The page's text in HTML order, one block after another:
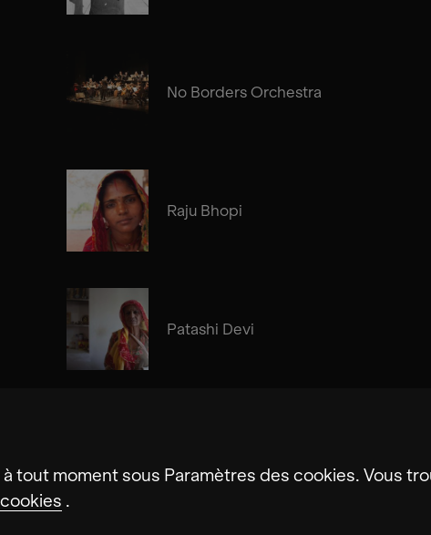
tout moment sous Paramètres des cookies. Vous
.
No Borders Orchestra
Raju Bhopi
Patashi Devi